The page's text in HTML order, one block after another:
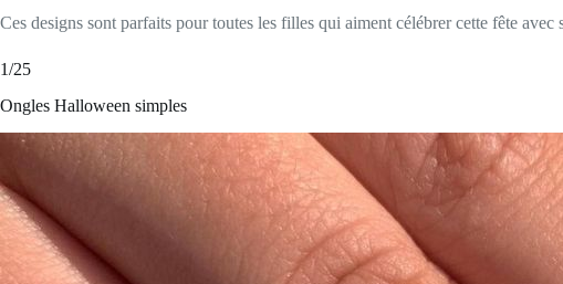
Ces designs sont parfaits pour toutes les filles qui aiment célébrer cette fête avec
1/25
Ongles Halloween simples